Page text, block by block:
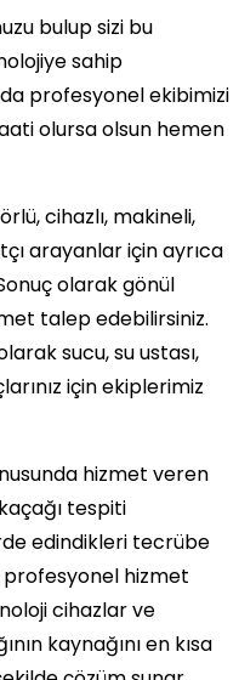
bulup sizi bu
sahip
profesyonel ekibimizi
olursa olsun hemen
cihazlı, makineli,
arayanlar için ayrıca
olarak gönül
talep edebilirsiniz.
sucu, su ustası,
için ekiplerimiz
hizmet veren
tespiti
edindikleri tecrübe
hizmet
cihazlar ve
kaynağını en kısa